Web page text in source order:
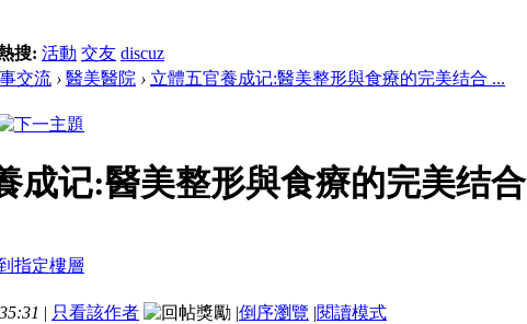
搜: 活動 交友 discuz
交流 › 醫美醫院 › 立體五官養成记:醫美整形與食療的完美结合 ...
成记:醫美整形與食療的完美结合
| 只看該作者 |倒序瀏覽 |閱讀模式